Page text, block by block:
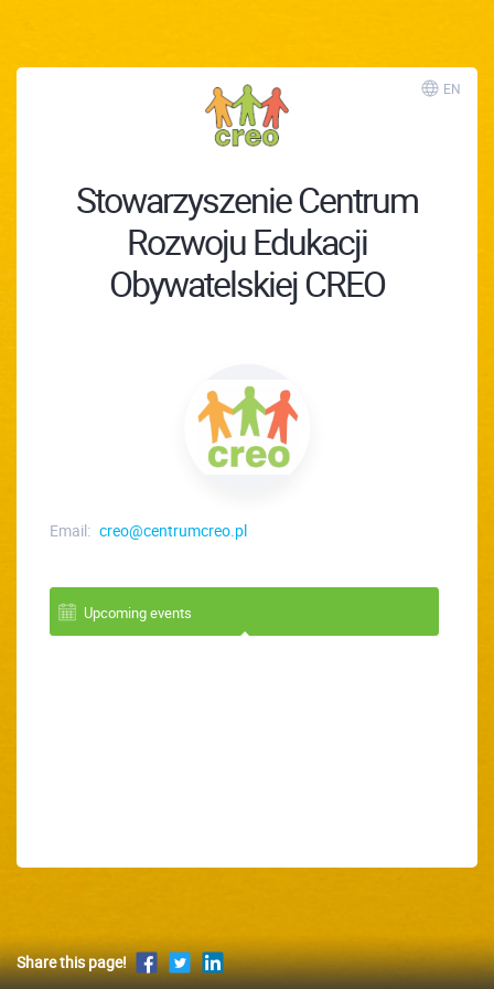
EN
Stowarzyszenie Centrum
Rozwoju Edukacji
Obywatelskiej CREO
Email: creo@centrumcreo.pl
Upcoming events
Share this page!